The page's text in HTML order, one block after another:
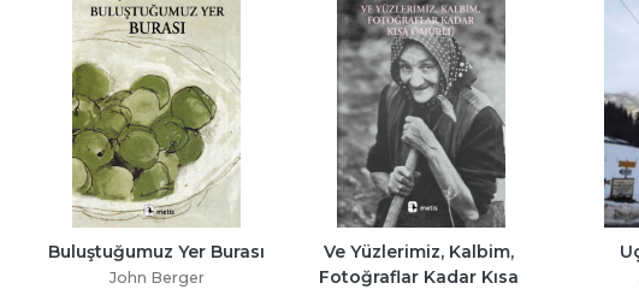
Buluştuğumuz Yer Burası
John Berger
Ve Yüzlerimiz, Kalbim,
Fotoğraflar Kadar Kısa